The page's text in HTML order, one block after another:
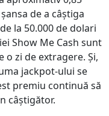
de a câștiga
la 50.000 de dolari
Show Me Cash sunt
o zi de extragere. Și,
jackpot-ului se
premiu continuă să
câștigător.